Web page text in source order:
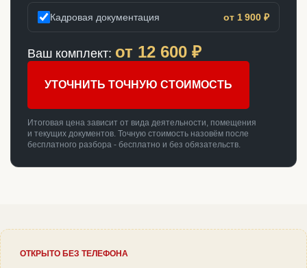
Кадровая документация от 1 900 ₽
Ваш комплект: от 12 600 ₽
УТОЧНИТЬ ТОЧНУЮ СТОИМОСТЬ
Итоговая цена зависит от вида деятельности, помещения
и текущих документов. Точную стоимость назовём после
бесплатного разбора - бесплатно и без обязательств.
ОТКРЫТО БЕЗ ТЕЛЕФОНА